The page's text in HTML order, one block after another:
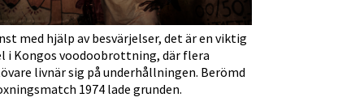
med hjälp av besvärjelser, det är en viktig
i Kongos voodoobrottning, där flera
livnär sig på underhållningen. Berömd
1974 lade grunden.